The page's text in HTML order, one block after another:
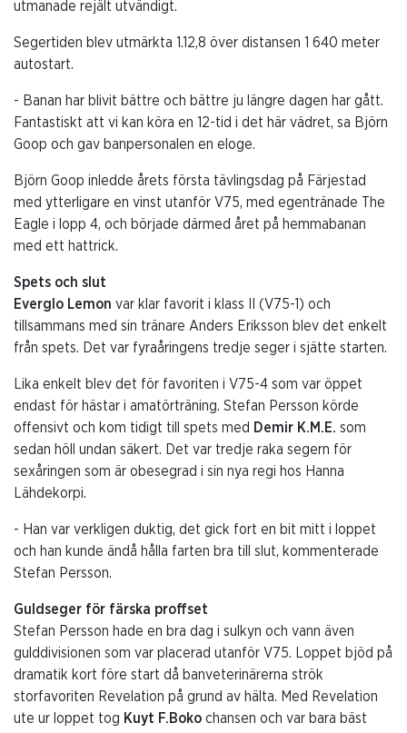
utmanade rejält utvändigt.
Segertiden blev utmärkta 1.12,8 över distansen 1 640 meter
autostart.
- Banan har blivit bättre och bättre ju längre dagen har gått.
Fantastiskt att vi kan köra en 12-tid i det här vädret, sa Björn
Goop och gav banpersonalen en eloge.
Björn Goop inledde årets första tävlingsdag på Färjestad
med ytterligare en vinst utanför V75, med egentränade The
Eagle i lopp 4, och började därmed året på hemmabanan
med ett hattrick.
Spets och slut
Everglo Lemon var klar favorit i klass II (V75-1) och
tillsammans med sin tränare Anders Eriksson blev det enkelt
från spets. Det var fyraåringens tredje seger i sjätte starten.
Lika enkelt blev det för favoriten i V75-4 som var öppet
endast för hästar i amatörträning. Stefan Persson körde
offensivt och kom tidigt till spets med Demir K.M.E. som
sedan höll undan säkert. Det var tredje raka segern för
sexåringen som är obesegrad i sin nya regi hos Hanna
Lähdekorpi.
- Han var verkligen duktig, det gick fort en bit mitt i loppet
och han kunde ändå hålla farten bra till slut, kommenterade
Stefan Persson.
Guldseger för färska proffset
Stefan Persson hade en bra dag i sulkyn och vann även
gulddivisionen som var placerad utanför V75. Loppet bjöd på
dramatik kort före start då banveterinärerna strök
storfavoriten Revelation på grund av hälta. Med Revelation
ute ur loppet tog Kuyt F.Boko chansen och var bara bäst